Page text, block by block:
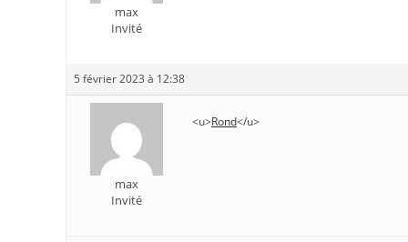
max
Invité
5 février 2023 à 12:38
max
Invité
<u>Rond</u>